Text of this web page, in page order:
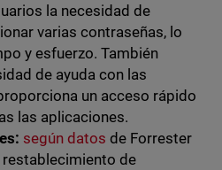
la necesidad de
varias contraseñas, lo
y esfuerzo. También
de ayuda con las
un acceso rápido
las aplicaciones.
según datos de Forrester
restablecimiento de